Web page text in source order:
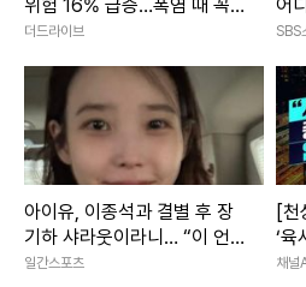
위험 16% 급증…폭염 때 꼭
지켜야 할 예방수칙
더드라이브
어
SBS
아이유, 이종석과 결별 후 장
기하 샤라웃이라니… “이 언
니 쿨하네”
일간스포츠
[천
‘육
대
채널